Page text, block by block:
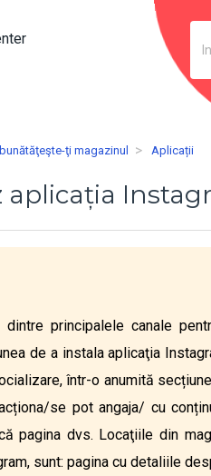
ţi magazinul Aplicații
aplicația
dintre principalele canale
de a instala aplicaţia
într-o anumită
se pot angaja/ cu
pagina dvs. Locaţiile din
sunt: pagina cu detaliile